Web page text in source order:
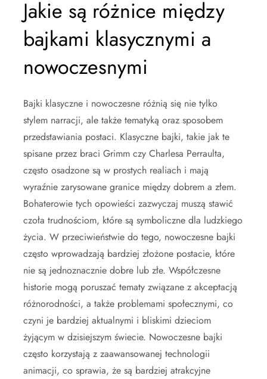
Jakie są różnice między
bajkami klasycznymi a
nowoczesnymi
Bajki klasyczne i nowoczesne różnią się nie tylko
stylem narracji, ale także tematyką oraz sposobem
przedstawiania postaci. Klasyczne bajki, takie jak te
spisane przez braci Grimm czy Charlesa Perraulta,
często osadzone są w prostych realiach i mają
wyraźnie zarysowane granice między dobrem a złem.
Bohaterowie tych opowieści zazwyczaj muszą stawić
czoła trudnościom, które są symboliczne dla ludzkiego
życia. W przeciwieństwie do tego, nowoczesne bajki
często wprowadzają bardziej złożone postacie, które
nie są jednoznacznie dobre lub złe. Współczesne
historie mogą poruszać tematy związane z akceptacją
różnorodności, a także problemami społecznymi, co
czyni je bardziej aktualnymi i bliskimi dzieciom
żyjącym w dzisiejszym świecie. Nowoczesne bajki
często korzystają z zaawansowanej technologii
animacji, co sprawia, że są bardziej atrakcyjne